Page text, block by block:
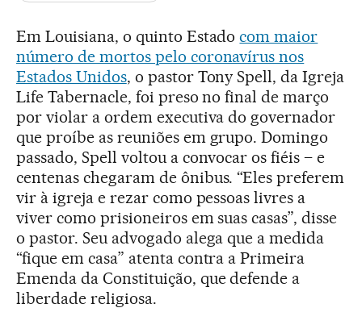
Em Louisiana, o quinto Estadocom maior
número de mortos pelo coronavírus nos
Estados Unidos, o pastor Tony Spell, da Igreja
Life Tabernacle, foi preso no final de março
por violar a ordem executiva do governador
que proíbe as reuniões em grupo. Domingo
passado, Spell voltou a convocar os fiéis – e
centenas chegaram de ônibus. “Eles preferem
vir à igreja e rezar como pessoas livres a
viver como prisioneiros em suas casas”, disse
o pastor. Seu advogado alega que a medida
“fique em casa” atenta contra a Primeira
Emenda da Constituição, que defende a
liberdade religiosa.